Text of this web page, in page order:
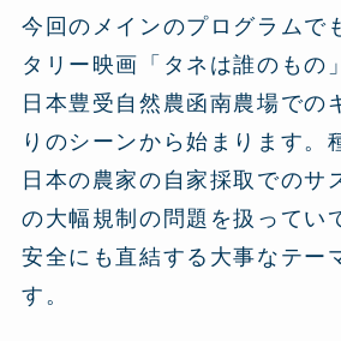
今回のメインのプログラムで
タリー映画「タネは誰のもの
日本豊受自然農函南農場での
りのシーンから始まります。
日本の農家の自家採取でのサ
の大幅規制の問題を扱ってい
安全にも直結する大事なテー
す。